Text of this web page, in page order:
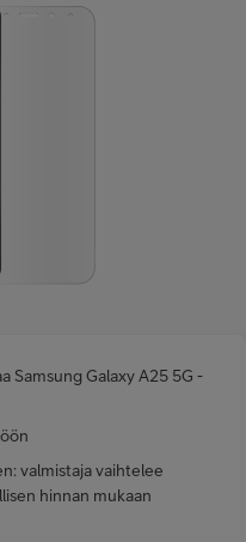
Samsung Galaxy A25 5G -
valmistaja vaihtelee
hinnan mukaan